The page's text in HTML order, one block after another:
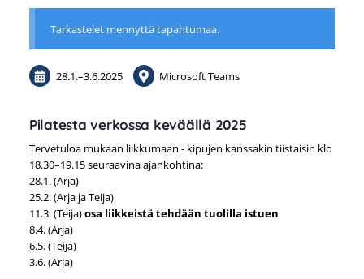
Tarkastelet mennyttä tapahtumaa.
28.1.–3.6.2025 Microsoft Teams
Pilatesta verkossa keväällä 2025
Tervetuloa mukaan liikkumaan - kipujen kanssakin tiistaisin klo
18.30–19.15 seuraavina ajankohtina:
28.1. (Arja)
25.2. (Arja ja Teija)
11.3. (Teija)osa liikkeistä tehdään tuolilla istuen
8.4. (Arja)
6.5. (Teija)
3.6. (Arja)